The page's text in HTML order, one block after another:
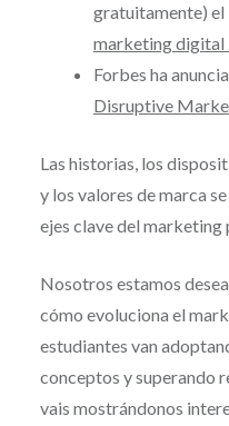
gratuitamente) el
marketing digital
Forbes ha
Disruptive
Las historias, los
y los valores de marca
ejes clave del marketing
Nosotros estamos
cómo evoluciona el
estudiantes van
conceptos y superando
vais mostrándonos